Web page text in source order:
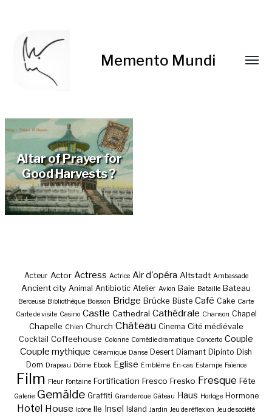
Memento Mundi
Altar of Prayer for
Good Harvests ?
Acteur Actor Actress Actrice Air d'opéra Altstadt Ambassade
Ancient city Animal Antibiotic Atelier Avion Baie Bataille Bateau
Berceuse Bibliothèque Boisson Bridge Brücke Büste Café Cake Carte
Carte de visite Casino Castle Cathedral Cathédrale Chanson Chapel
Chapelle Chien Church Château Cinema Cité médiévale
Cocktail Coffeehouse Colonne Comédie dramatique Concerto Couple
Couple mythique Céramique Danse Desert Diamant Dipinto Dish
Dom Drapeau Dôme Ebook Eglise Emblème En-cas Estampe Faïence
Film Fleur Fontaine Fortification Fresco Fresko Fresque Fête
Galerie Gemälde Graffiti Grande roue Gâteau Haus Horloge Hormone
Hotel House Icône Ile Insel Island Jardin Jeu de réflexion Jeu de société